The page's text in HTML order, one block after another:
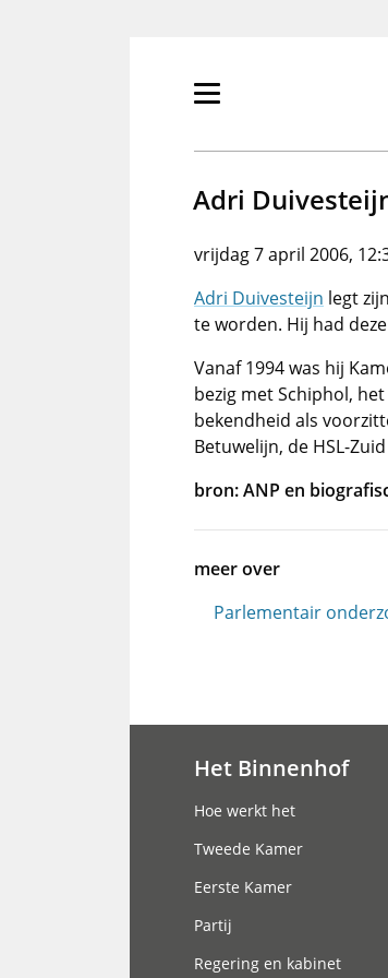
Primair
tonen/verbergen
Adri
vrijdag 7 april 2006,
Adri Duivesteijn legt
te worden. Hij had
Vanaf 1994 was hij
bezig met Schiphol,
bekendheid als
Betuwelijn, de HSL-
bron: ANP en
meer over
Parlementair
Het Binnenhof
Hoe werkt het
Tweede Kamer
Eerste Kamer
Partij
Regering en kabinet